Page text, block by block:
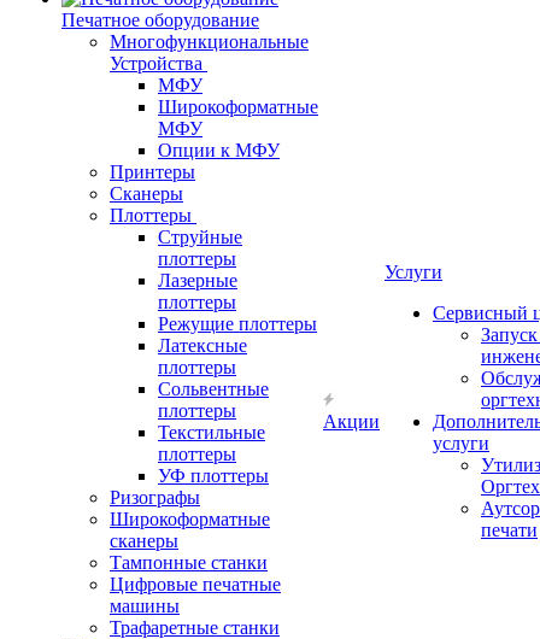
Печатное оборудование
Многофункциональные
Устройства
МФУ
Широкоформатные
МФУ
Опции к МФУ
Принтеры
Сканеры
Плоттеры
Струйные
плоттеры
Лазерные
плоттеры
Режущие плоттеры
Латексные
плоттеры
Сольвентные
плоттеры
Текстильные
плоттеры
УФ плоттеры
Ризографы
Широкоформатные
сканеры
Тампонные станки
Цифровые печатные
машины
Трафаретные станки
Акции
Услуги
Сервисный
услуги
печати